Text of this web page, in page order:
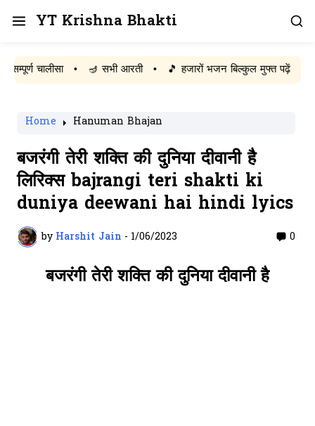
YT Krishna Bhakti
• 🪔 सभी आरती • 🎵 हजारों भजन बिल्कुल मुफ्त पढ़ें
Home Hanuman Bhajan
बजरंगी तेरी शक्ति की दुनिया दीवानी है
लिरिक्स bajrangi teri shakti ki
duniya deewani hai hindi lyics
by Harshit Jain - 1/06/2023 0
बजरंगी तेरी शक्ति की दुनिया दीवानी है